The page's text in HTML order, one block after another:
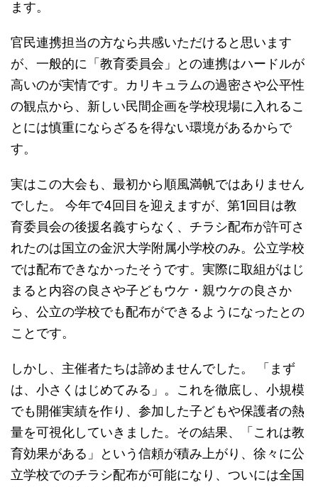
ます。
官民連携担当の方なら共感いただけると思います
が、一般的に「教育委員会」との連携はハードルが
高いのが実情です。カリキュラムの過密さや公平性
の観点から、新しい民間企画を学校現場に入れるこ
とには慎重にならざるを得ない環境があるからで
す。
実はこの大会も、最初から順風満帆ではありません
でした。 今年で4回目を迎えますが、第1回目は教
育委員会の後援名義すらなく、チラシ配布が許可さ
れたのは国立の金沢大学附属小学校のみ。公立学校
では配布できなかったそうです。実際に取組がはじ
まると内容の良さや子どもウケ・親ウケの良さか
ら、公立の学校でも配布ができるようになったとの
ことです。
しかし、主催者たちは諦めませんでした。 「まず
は、小さくはじめてみる」。これを徹底し、小規模
でも開催実績を作り、参加した子どもや保護者の熱
量を可視化していきました。その結果、「これは教
育効果がある」という信頼が積み上がり、徐々に公
立学校でのチラシ配布が可能になり、ついには全国